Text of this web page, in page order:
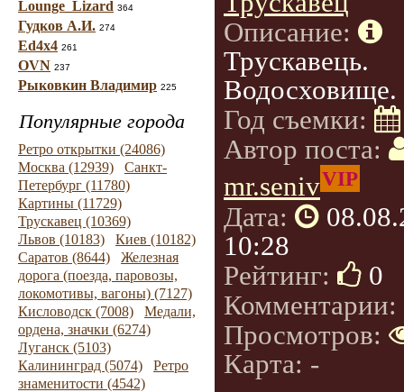
Lounge_Lizard 364
Гудков А.И. 274
Ed4x4 261
OVN 237
Рыковкин Владимир 225
Популярные города
Ретро открытки (24086)
Москва (12939)
Санкт-
Петербург (11780)
Картины (11729)
Трускавец (10369)
Львов (10183)
Киев (10182)
Саратов (8644)
Железная
дорога (поезда, паровозы,
локомотивы, вагоны) (7127)
Кисловодск (7008)
Медали,
ордена, значки (6274)
Луганск (5103)
Калининград (5074)
Ретро
знаменитости (4542)
Описание:
Трускавець.
Водосховище.
Год съемки:
Автор поста:
mr.senivVIP
Дата:
10:28
Рейтинг:
0
Комментарии:
Просмотров:
Карта: -